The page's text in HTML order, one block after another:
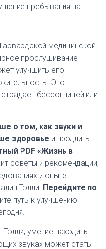
пребывания на
медицинской
прослушивание
улучшить его
Это
бессонницей или
о том, как звуки и
здоровье и продлить
PDF «Жизнь в
советы и рекомендации,
и опыте
Тэлли. Перейдите по
путь к улучшению
умение находить
звуках может стать